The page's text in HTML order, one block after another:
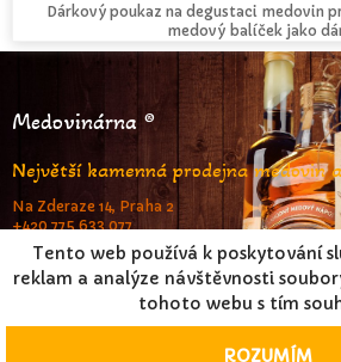
Dárkový poukaz na degustaci medovin
medový balíček jako
Medovinárna ®
Největší kamenná prodejna medovin
Na Zderaze 14, Praha 2
+420 775 633 077
www.medovinarna.cz
© FrameStar s.r.o. & Jiří Pouček 2023 | RSS|
|Podmínky užití|Osobní údaje
Kopírování textů, obrázků nebo dat o
Tento web používá k poskytování
reklam a analýze návštěvnosti
tohoto webu s tím
ROZUMÍM